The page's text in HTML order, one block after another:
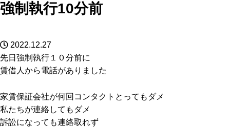
強制執行10分前
2022.12.27
先日強制執行１０分前に
賃借人から電話がありました
家賃保証会社が何回コンタクトとってもダメ
私たちが連絡してもダメ
訴訟になっても連絡取れず